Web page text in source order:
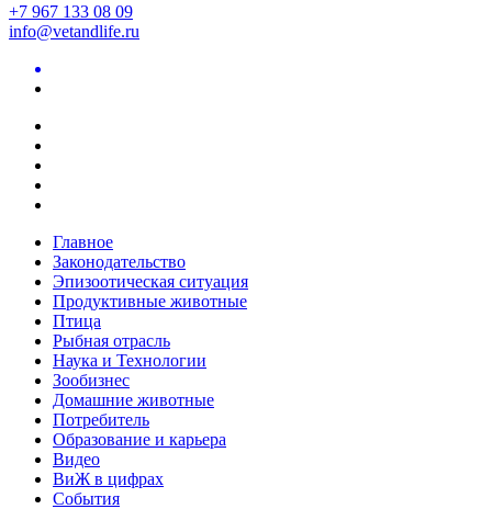
+7 967 133 08 09
info@vetandlife.ru
Главное
Законодательство
Эпизоотическая ситуация
Продуктивные животные
Птица
Рыбная отрасль
Наука и Технологии
Зообизнес
Домашние животные
Потребитель
Образование и карьера
Видео
ВиЖ в цифрах
События